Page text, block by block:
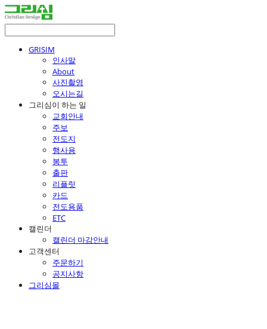
GRISIM
인사말
About
사진촬영
오시는길
그리심이 하는 일
교회안내
주보
전도지
행사용
봉투
출판
리플릿
카드
전도용품
ETC
캘린더
캘린더 마감안내
고객센터
주문하기
공지사항
그리심몰